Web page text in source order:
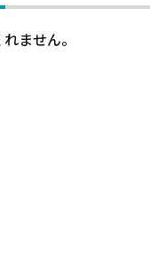
ません。